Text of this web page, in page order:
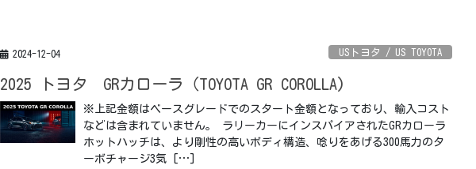
2024-12-04 USトヨタ / US TOYOTA
2025 トヨタ GRカローラ（TOYOTA GR COROLLA)
※上記金額はベースグレードでのスタート金額となっており、輸入コスト
などは含まれていません。 ラリーカーにインスパイアされたGRカローラ
ホットハッチは、より剛性の高いボディ構造、唸りをあげる300馬力のタ
ーボチャージ3気 […]